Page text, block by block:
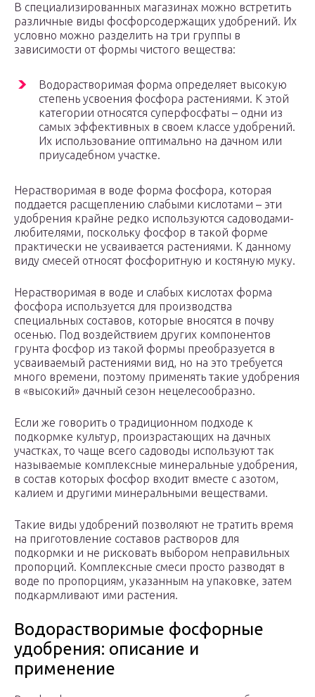
В специализированных магазинах можно встретить
различные виды фосфорсодержащих удобрений. Их
условно можно разделить на три группы в
зависимости от формы чистого вещества:
Водорастворимая форма определяет высокую
степень усвоения фосфора растениями. К этой
категории относятся суперфосфаты – одни из
самых эффективных в своем классе удобрений.
Их использование оптимально на дачном или
приусадебном участке.
Нерастворимая в воде форма фосфора, которая
поддается расщеплению слабыми кислотами – эти
удобрения крайне редко используются садоводами-
любителями, поскольку фосфор в такой форме
практически не усваивается растениями. К данному
виду смесей относят фосфоритную и костяную муку.
Нерастворимая в воде и слабых кислотах форма
фосфора используется для производства
специальных составов, которые вносятся в почву
осенью. Под воздействием других компонентов
грунта фосфор из такой формы преобразуется в
усваиваемый растениями вид, но на это требуется
много времени, поэтому применять такие удобрения
в «высокий» дачный сезон нецелесообразно.
Если же говорить о традиционном подходе к
подкормке культур, произрастающих на дачных
участках, то чаще всего садоводы используют так
называемые комплексные минеральные удобрения,
в состав которых фосфор входит вместе с азотом,
калием и другими минеральными веществами.
Такие виды удобрений позволяют не тратить время
на приготовление составов растворов для
подкормки и не рисковать выбором неправильных
пропорций. Комплексные смеси просто разводят в
воде по пропорциям, указанным на упаковке, затем
подкармливают ими растения.
Водорастворимые фосфорные
удобрения: описание и
применение